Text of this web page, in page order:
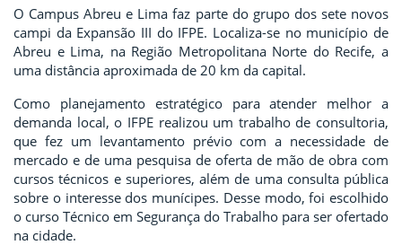
O Campus Abreu e Lima faz parte do grupo dos sete novos
campi da Expansão III do IFPE. Localiza-se no município de
Abreu e Lima, na Região Metropolitana Norte do Recife, a
uma distância aproximada de 20 km da capital.
Como planejamento estratégico para atender melhor a
demanda local, o IFPE realizou um trabalho de consultoria,
que fez um levantamento prévio com a necessidade de
mercado e de uma pesquisa de oferta de mão de obra com
cursos técnicos e superiores, além de uma consulta pública
sobre o interesse dos munícipes. Desse modo, foi escolhido
o curso Técnico em Segurança do Trabalho para ser ofertado
na cidade.